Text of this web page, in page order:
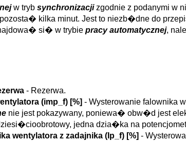
w tryb synchronizacjizgodnie z podanymi w
kilka minut. Jest to niezb�dne do
si� w trybie pracy automatycznej,
- Rezerwa.
(imp_f) [%] - Wysterowanie falownika
nie jest pokazywany, poniewa� obw�d jest
jedna dzia�ka na
wentylatora z zadajnika ( Ip_f) [%] -